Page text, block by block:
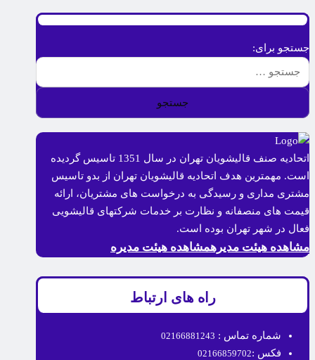
جستجو برای:
اتحادیه صنف قالیشویان تهران در سال 1351 تاسیس گردیده
است. مهمترین هدف اتحادیه قالیشویان تهران از بدو تاسیس
مشتری مداری و رسیدگی به درخواست های مشتریان، ارائه
قیمت های منصفانه و نظارت بر خدمات شرکتهای قالیشویی
فعال در شهر تهران بوده است.
مشاهده هیئت مدیرهمشاهده هیئت مدیره
راه های ارتباط
شماره تماس : 02166881243
فکس :02166859702